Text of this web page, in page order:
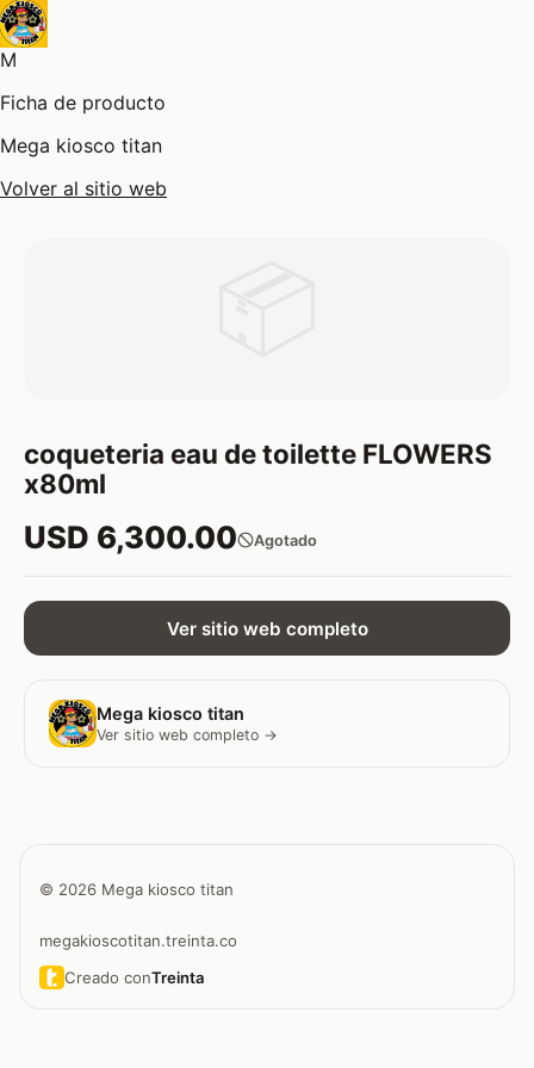
M
Ficha de producto
Mega kiosco titan
Volver al sitio web
coqueteria eau de toilette FLOWERS
x80ml
USD 6,300.00 Agotado
Ver sitio web completo
Mega kiosco titan
Ver sitio web completo →
© 2026 Mega kiosco titan
megakioscotitan.treinta.co
Creado conTreinta